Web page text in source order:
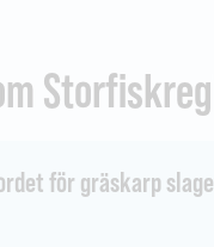
för gräskarp